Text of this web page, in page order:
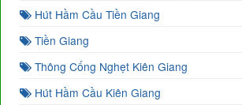
Hút Hầm Cầu Tiền Giang
Tiền Giang
Thông Cống Nghẹt Kiên Giang
Hút Hầm Cầu Kiên Giang